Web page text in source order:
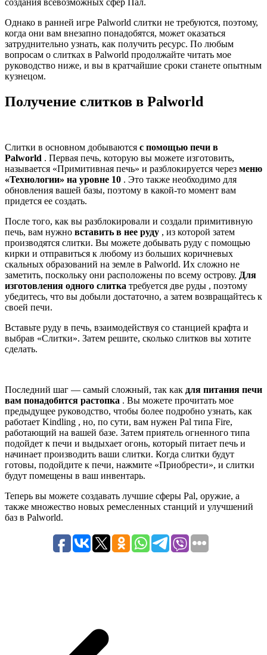
создания всевозможных сфер Пал.
Однако в ранней игре Palworld слитки не требуются, поэтому,
когда они вам внезапно понадобятся, может оказаться
затруднительно узнать, как получить ресурс. По любым
вопросам о слитках в Palworld продолжайте читать мое
руководство ниже, и вы в кратчайшие сроки станете опытным
кузнецом.
Получение слитков в Palworld
Слитки в основном добываются с помощью печи в
Palworld . Первая печь, которую вы можете изготовить,
называется «Примитивная печь» и разблокируется через меню
«Технологии» на уровне 10 . Это также необходимо для
обновления вашей базы, поэтому в какой-то момент вам
придется ее создать.
После того, как вы разблокировали и создали примитивную
печь, вам нужно вставить в нее руду , из которой затем
производятся слитки. Вы можете добывать руду с помощью
кирки и отправиться к любому из больших коричневых
скальных образований на земле в Palworld. Их сложно не
заметить, поскольку они расположены по всему острову. Для
изготовления одного слитка требуется две руды , поэтому
убедитесь, что вы добыли достаточно, а затем возвращайтесь к
своей печи.
Вставьте руду в печь, взаимодействуя со станцией крафта и
выбрав «Слитки». Затем решите, сколько слитков вы хотите
сделать.
Последний шаг — самый сложный, так как для питания печи
вам понадобится растопка . Вы можете прочитать мое
предыдущее руководство, чтобы более подробно узнать, как
работает Kindling , но, по сути, вам нужен Pal типа Fire,
работающий на вашей базе. Затем приятель огненного типа
подойдет к печи и выдыхает огонь, который питает печь и
начинает производить ваши слитки. Когда слитки будут
готовы, подойдите к печи, нажмите «Приобрести», и слитки
будут помещены в ваш инвентарь.
Теперь вы можете создавать лучшие сферы Pal, оружие, а
также множество новых ремесленных станций и улучшений
баз в Palworld.